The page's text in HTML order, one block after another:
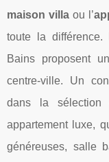
maison villa ou l’
toute la différence.
Bains proposent
centre-ville. Un
dans la sélection
appartement luxe,
généreuses, salle